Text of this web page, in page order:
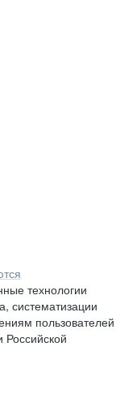
технологии
систематизации
пользователей